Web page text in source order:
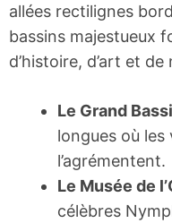
allées rectilignes
bassins majestueux
d’histoire, d’art et de
Le Grand
longues où
l’agrémentent.
Le Musée de
célèbres